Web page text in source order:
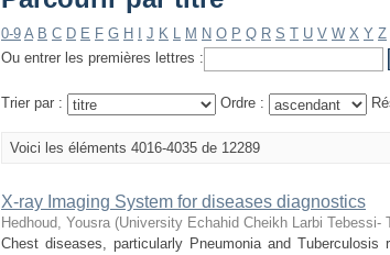
0-9 A B C D E F G H J K L M N O P Q R S T U V W X Y Z
Ou entrer les premières lettres :
Trier par : Ordre :
Voici les éléments 4016-4035 de 12289
X-ray Imaging System for diseases diagnostics
Hedhoud, Yousra (University Echahid Cheikh Larbi Tebessi-
Chest diseases, particularly Pneumonia and